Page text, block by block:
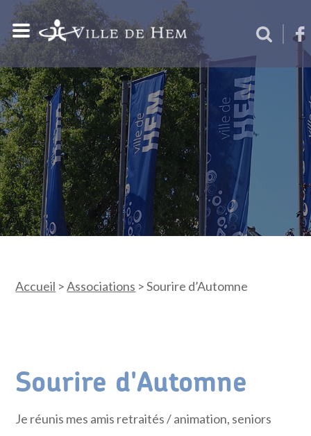
Accueil >Associations >Sourire d’Automne
Sourire d'Automne
Je réunis mes amis retraités/ animation, seniors